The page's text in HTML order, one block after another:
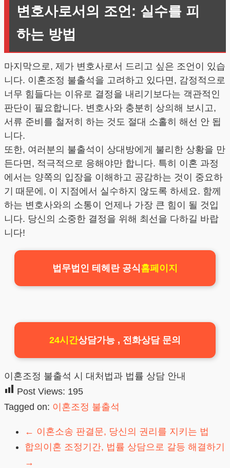
변호사로서의 조언: 실수를 피
하는 방법
마지막으로, 제가 변호사로서 드리고 싶은 조언이 있습
니다. 이혼조정 불출석을 고려하고 있다면, 감정적으로
너무 힘들다는 이유로 결정을 내리기보다는 객관적인
판단이 필요합니다. 변호사와 충분히 상의해 보시고,
서류 준비를 철저히 하는 것도 절대 소홀히 해선 안 됩
니다.
또한, 여러분의 불출석이 상대방에게 불리한 상황을 만
든다면, 적극적으로 응해야만 합니다. 특히 이혼 과정
에서는 양쪽의 입장을 이해하고 공감하는 것이 중요하
기 때문에, 이 지점에서 실수하지 않도록 하세요. 함께
하는 변호사와의 소통이 언제나 가장 큰 힘이 될 것입
니다. 당신의 소중한 결정을 위해 최선을 다하길 바랍
니다!
법무법인 테헤란 공식홈페이지
24시간상담가능 , 전화상담 문의
이혼조정 불출석 시 대처법과 법률 상담 안내
Post Views: 195
Tagged on: 이혼조정 불출석
← 이혼소송 판결문, 당신의 권리를 지키는 법
합의이혼 조정기간, 법률 상담으로 갈등 해결하기
→